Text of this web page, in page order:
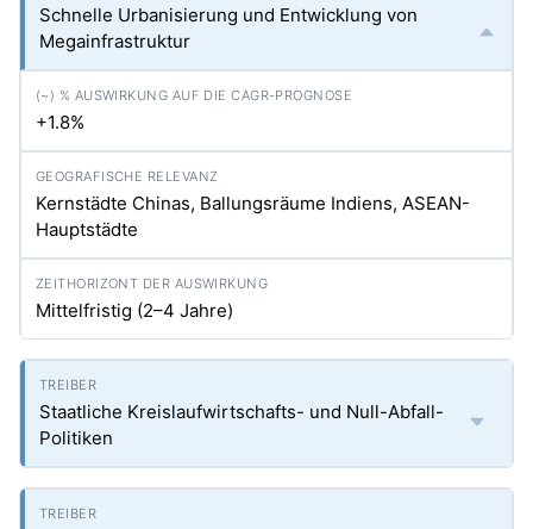
Schnelle Urbanisierung und Entwicklung von
Megainfrastruktur
+1.8%
Kernstädte Chinas, Ballungsräume Indiens, ASEAN-
Hauptstädte
Mittelfristig (2–4 Jahre)
Staatliche Kreislaufwirtschafts- und Null-Abfall-
Politiken